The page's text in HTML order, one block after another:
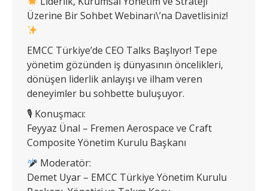
Üzerine Bir Sohbet Webinarı\’na Davetlisiniz!
EMCC Türkiye’de CEO Talks Başlıyor! Tepe
yönetim gözünden iş dünyasının öncelikleri,
dönüşen liderlik anlayışı ve ilham veren
deneyimler bu sohbette buluşuyor.
🎙 Konuşmacı:
Feyyaz Ünal – Fremen Aerospace ve Craft
Composite Yönetim Kurulu Başkanı
Moderatör:
Demet Uyar – EMCC Türkiye Yönetim Kurulu